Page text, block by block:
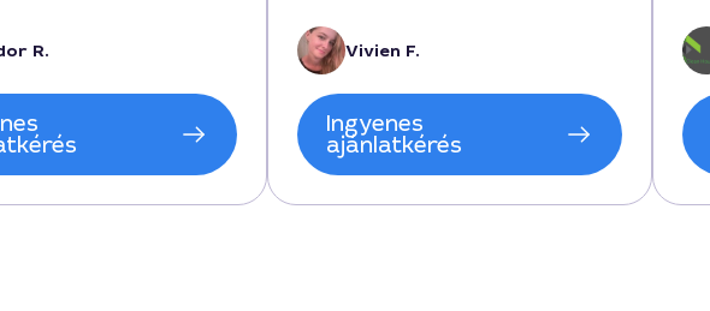
szolgáltatás alatt
volt, beszélt a munkáról
Jó élmény volt,
R. Vivien F.
Ingyenes
ajánlatkérés